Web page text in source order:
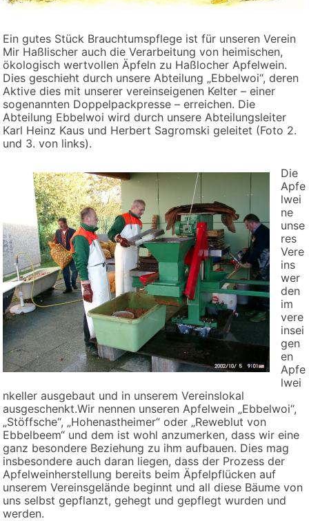
Ein gutes Stück Brauchtumspflege ist für unseren Verein
Mir Haßlischer auch die Verarbeitung von heimischen,
ökologisch wertvollen Äpfeln zu Haßlocher Apfelwein.
Dies geschieht durch unsere Abteilung „Ebbelwoi“, deren
Aktive dies mit unserer vereinseigenen Kelter – einer
sogenannten Doppelpackpresse – erreichen. Die
Abteilung Ebbelwoi wird durch unsere Abteilungsleiter
Karl Heinz Kaus und Herbert Sagromski geleitet (Foto 2.
und 3. von links).
Die
Apfe
lwei
ne
unse
res
Vere
ins
wer
den
im
vere
insei
gen
en
Apfe
lwei
nkeller ausgebaut und in unserem Vereinslokal
ausgeschenkt.Wir nennen unseren Apfelwein „Ebbelwoi“,
„Stöffsche“, „Hohenastheimer“ oder „Reweblut von
Ebbelbeem“ und dem ist wohl anzumerken, dass wir eine
ganz besondere Beziehung zu ihm aufbauen. Dies mag
insbesondere auch daran liegen, dass der Prozess der
Apfelweinherstellung bereits beim Äpfelpflücken auf
unserem Vereinsgelände beginnt und all diese Bäume von
uns selbst gepflanzt, gehegt und gepflegt wurden und
werden.